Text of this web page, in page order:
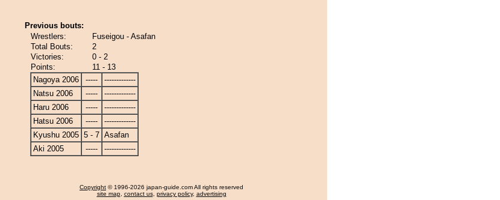
Previous bouts:
Wrestlers:
Fuseigou - Asafan
Total Bouts:
2
Victories:
0 - 2
Points:
11 - 13
Nagoya 2006
-----
-------------
Natsu 2006
-----
-------------
Haru 2006
-----
-------------
Hatsu 2006
-----
-------------
Kyushu 2005 5 - 7 Asafan
Aki 2005
----- -------------
Copyright © 1996-2026 japan-guide.com All rights reserved
site map, contact us, privacy policy, advertising